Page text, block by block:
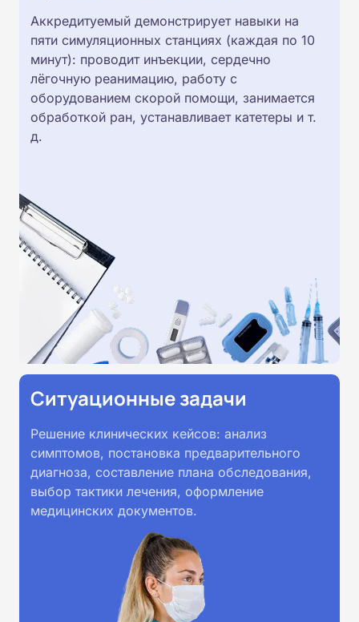
Аккредитуемый демонстрирует навыки на
пяти симуляционных станциях (каждая по 10
минут): проводит инъекции, сердечно
лёгочную реанимацию, работу с
оборудованием скорой помощи, занимается
обработкой ран, устанавливает катетеры и т.
д.
Ситуационные задачи
Решение клинических кейсов: анализ
симптомов, постановка предварительного
диагноза, составление плана обследования,
выбор тактики лечения, оформление
медицинских документов.